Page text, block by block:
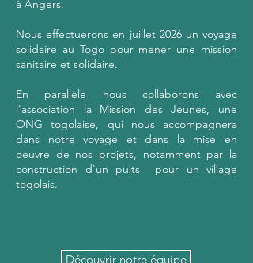
à Angers.
Nous effectuerons en juillet 2026 un voyage
solidaire au Togo pour mener une mission
sanitaire et solidaire.
En parallèle nous collaborons avec
l'association la Mission des Jeunes, une
ONG togolaise, qui nous accompagnera
dans notre voyage et dans la mise en
oeuvre de nos projets, notamment par la
construction d'un puits pour un village
togolais.
Découvrir notre équipe